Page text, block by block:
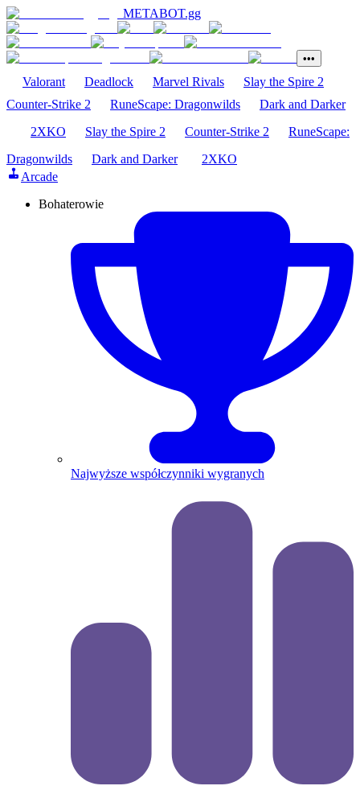
METABOT.gg
•••
Valorant Deadlock Marvel Rivals
Slay the Spire 2
Counter-Strike 2
RuneScape: Dragonwilds
Dark and Darker
2XKO
Slay the Spire 2 Counter-Strike 2
RuneScape:
Dragonwilds
Dark and Darker
2XKO
Arcade
Bohaterowie
Najwyższe współczynniki wygranych